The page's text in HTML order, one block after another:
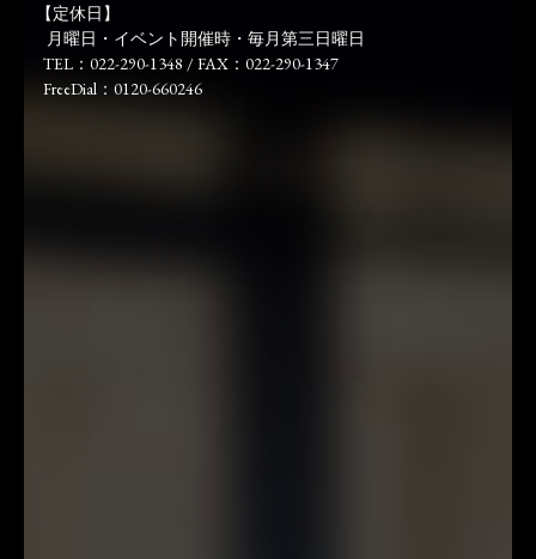
【定休日】
月曜日・イベント開催時・毎月第三日曜日
TEL：022-290-1348 / FAX：022-290-1347
FreeDial：0120-660246